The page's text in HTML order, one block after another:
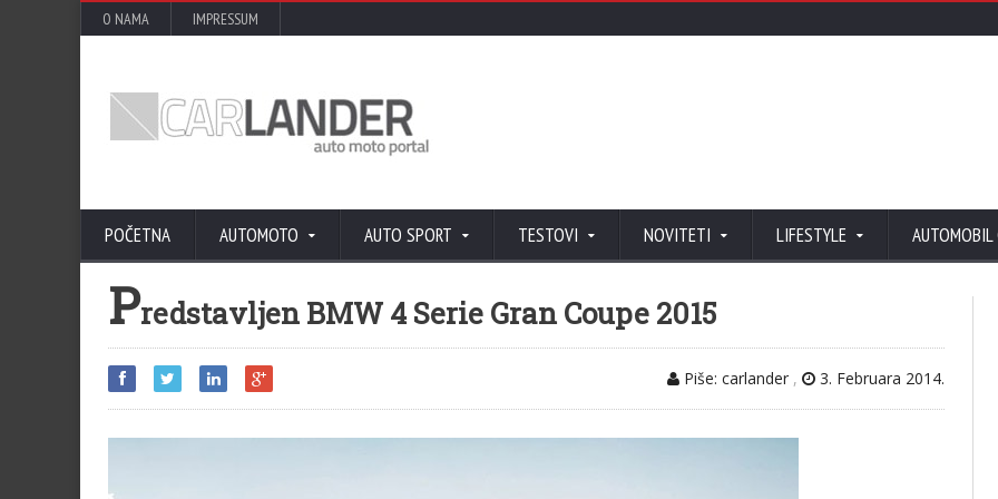
O NAMA IMPRESSUM
POČETNA AUTOMOTO AUTO SPORT TESTOVI NOVITETI LIFESTYLE AUTOMOBIL
Predstavljen BMW 4 Serie Gran Coupe 2015
Piše: carlander , 3. Februara 2014.